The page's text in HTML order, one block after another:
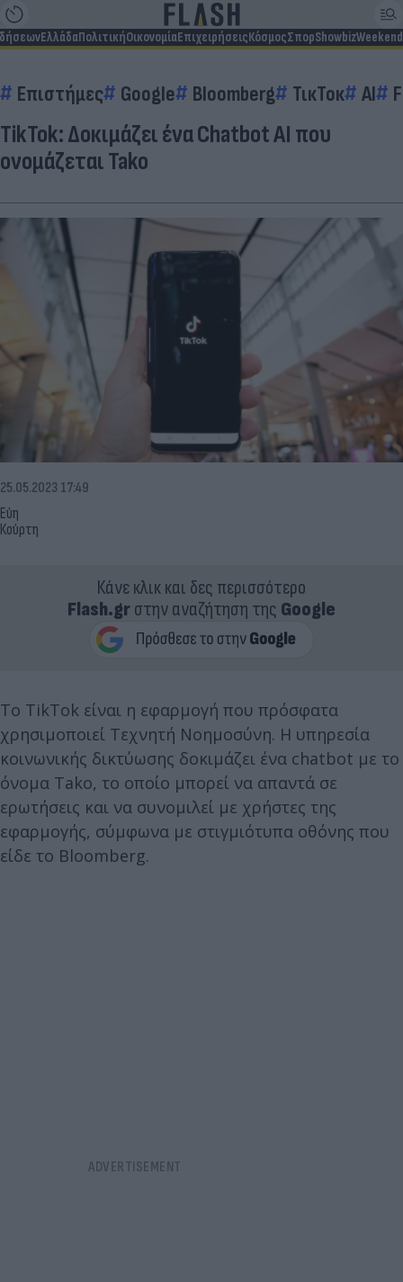
ΕλλάδαΠολιτικήΟικονομίαΕπιχειρήσειςΚόσμοςΣπορShowbizWeekend
Επιστήμες Google Bloomberg ΤικΤοκ AI
TikTok: Δοκιμάζει ένα Chatbot AI που
ονομάζεται Tako
Εύη
Κούρτη
25.05.2023 17:49
Κάνε κλικ και δες περισσότερο
Flash.grστην αναζήτηση της Google
Το TikTok είναι η εφαρμογή που πρόσφατα
χρησιμοποιεί Τεχνητή Νοημοσύνη. Η υπηρεσία
κοινωνικής δικτύωσης δοκιμάζει ένα chatbot με το
όνομα Tako, το οποίο μπορεί να απαντά σε
ερωτήσεις και να συνομιλεί με χρήστες της
εφαρμογής, σύμφωνα με στιγμιότυπα οθόνης που
είδε το Bloomberg.